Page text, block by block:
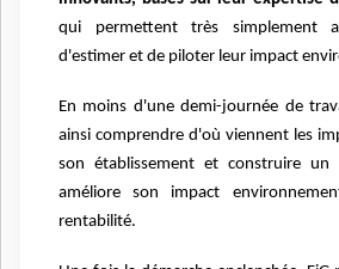
qui permettent très simplement
d'estimer et de piloter leur impact
En moins d'une demi-journée de
ainsi comprendre d'où viennent les
son établissement et construire un
améliore son impact
rentabilité.